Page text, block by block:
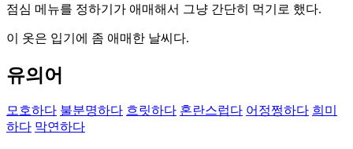
점심 메뉴를 정하기가 애매해서 그냥 간단히 먹기로 했다.
이 옷은 입기에 좀 애매한 날씨다.
유의어
모호하다 불분명하다 흐릿하다 혼란스럽다 어정쩡하다 희미
하다 막연하다